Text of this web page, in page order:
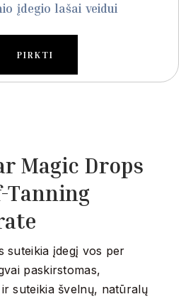
įdegio lašai veidui
PIRKTI
Magic Drops
Tanning
suteikia įdegį vos per
paskirstomas,
suteikia švelnų, natūralų